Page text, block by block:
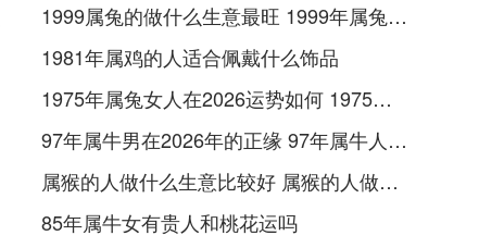
1999属兔的做什么生意最旺 1999年属兔女适合做什么专业
1981年属鸡的人适合佩戴什么饰品
1975年属兔女人在2026运势如何 1975年属兔女佩戴什么好
97年属牛男在2026年的正缘 97年属牛人在2026年的正缘
属猴的人做什么生意比较好 属猴的人做什么行业好
85年属牛女有贵人和桃花运吗